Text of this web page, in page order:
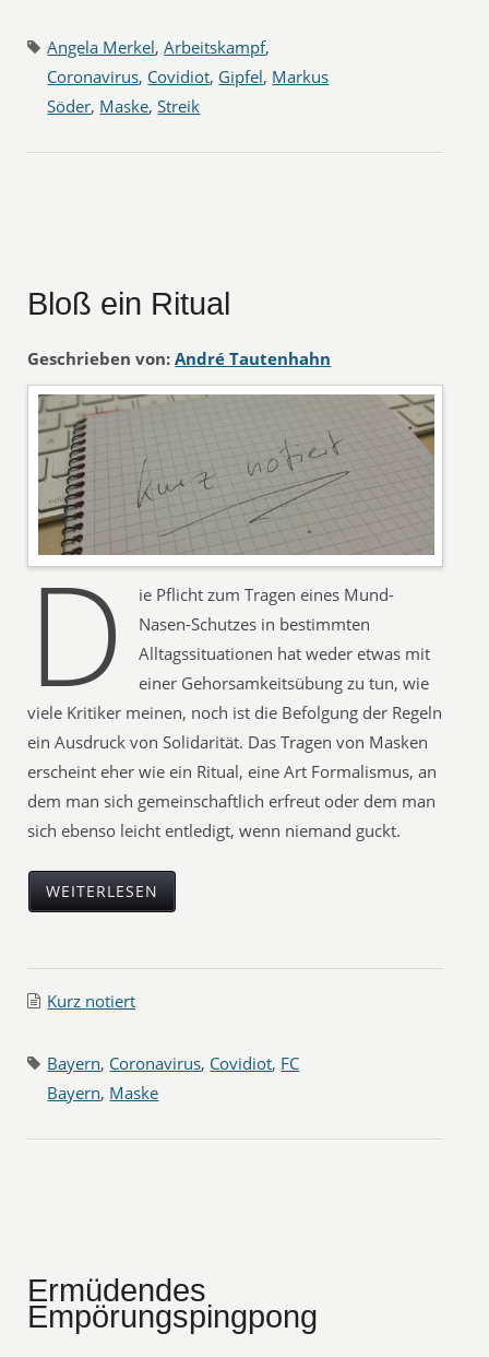
Angela Merkel,Arbeitskampf,
Coronavirus, Covidiot, Gipfel, Markus
Söder, Maske,Streik
Bloß ein Ritual
Geschrieben von: André Tautenhahn
D
ie Pflicht zum Tragen eines Mund-
Nasen-Schutzes in bestimmten
Alltagssituationen hat weder etwas mit
einer Gehorsamkeitsübung zu tun, wie
viele Kritiker meinen, noch ist die Befolgung der Regeln
ein Ausdruck von Solidarität. Das Tragen von Masken
erscheint eher wie ein Ritual, eine Art Formalismus, an
dem man sich gemeinschaftlich erfreut oder dem man
sich ebenso leicht entledigt, wenn niemand guckt.
WEITERLESEN
Kurz notiert
Bayern, Coronavirus, Covidiot, FC
Bayern, Maske
Ermüdendes
Empörungspingpong